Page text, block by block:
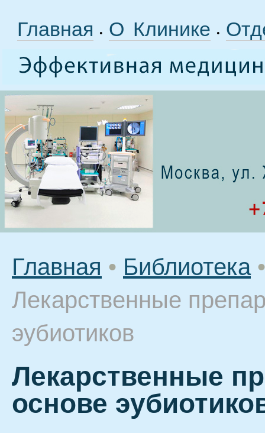
Главная • О Клинике •
Главная • Библиотека •
Лекарственные
эубиотиков
Лекарственные
основе